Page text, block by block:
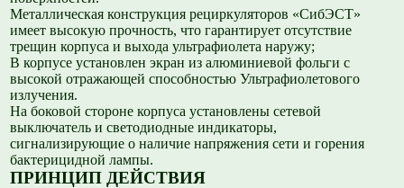
Металлическая конструкция рециркуляторов «СибЭСТ»
имеет высокую прочность, что гарантирует отсутствие
трещин корпуса и выхода ультрафиолета наружу;
В корпусе установлен экран из алюминиевой фольги с
высокой отражающей способностью Ультрафиолетового
излучения.
На боковой стороне корпуса установлены сетевой
выключатель и светодиодные индикаторы,
сигнализирующие о наличие напряжения сети и горения
бактерицидной лампы.
ПРИНЦИП ДЕЙСТВИЯ